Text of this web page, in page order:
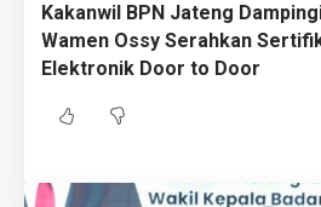
Kakanwil BPN Jateng
Wamen Ossy Serahkan
Elektronik Door to Door